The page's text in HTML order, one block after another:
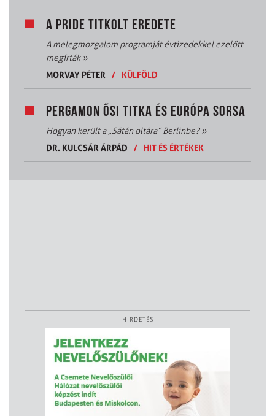
A PRIDE TITKOLT EREDETE
A melegmozgalom programját évtizedekkel ezelőtt
megírták»
MORVAY PÉTER
/ KÜLFÖLD
PERGAMON ŐSI TITKA ÉS EURÓPA SORSA
Hogyan került a „Sátán oltára” Berlinbe?»
DR. KULCSÁR ÁRPÁD
/ HIT ÉS ÉRTÉKEK
HIRDETÉS